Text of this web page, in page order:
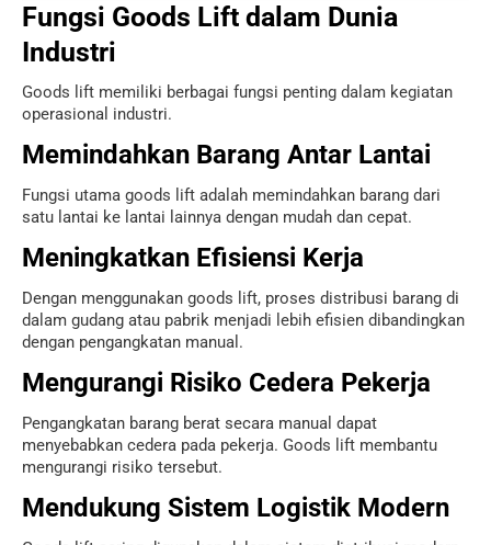
Fungsi Goods Lift dalam Dunia
Industri
Goods lift memiliki berbagai fungsi penting dalam kegiatan
operasional industri.
Memindahkan Barang Antar Lantai
Fungsi utama goods lift adalah memindahkan barang dari
satu lantai ke lantai lainnya dengan mudah dan cepat.
Meningkatkan Efisiensi Kerja
Dengan menggunakan goods lift, proses distribusi barang di
dalam gudang atau pabrik menjadi lebih efisien dibandingkan
dengan pengangkatan manual.
Mengurangi Risiko Cedera Pekerja
Pengangkatan barang berat secara manual dapat
menyebabkan cedera pada pekerja. Goods lift membantu
mengurangi risiko tersebut.
Mendukung Sistem Logistik Modern